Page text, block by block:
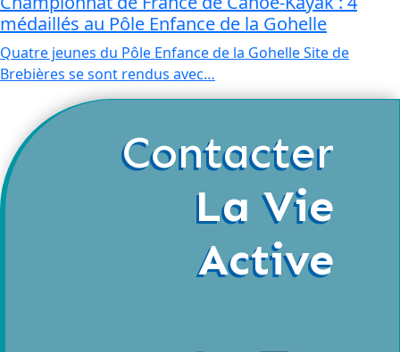
médaillés au Pôle Enfance de la Gohelle
Quatre jeunes du Pôle Enfance de la Gohelle Site de
Brebières se sont rendus avec…
Contacter
La Vie
Active